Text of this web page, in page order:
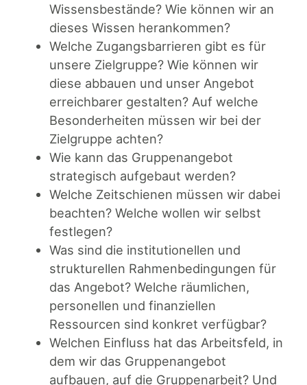
Wissensbestände? Wie können wir an
dieses Wissen herankommen?
Welche Zugangsbarrieren gibt es für
unsere Zielgruppe? Wie können wir
diese abbauen und unser Angebot
erreichbarer gestalten? Auf welche
Besonderheiten müssen wir bei der
Zielgruppe achten?
Wie kann das Gruppenangebot
strategisch aufgebaut werden?
Welche Zeitschienen müssen wir dabei
beachten? Welche wollen wir selbst
festlegen?
Was sind die institutionellen und
strukturellen Rahmenbedingungen für
das Angebot? Welche räumlichen,
personellen und finanziellen
Ressourcen sind konkret verfügbar?
Welchen Einfluss hat das Arbeitsfeld, in
dem wir das Gruppenangebot
aufbauen, auf die Gruppenarbeit? Und